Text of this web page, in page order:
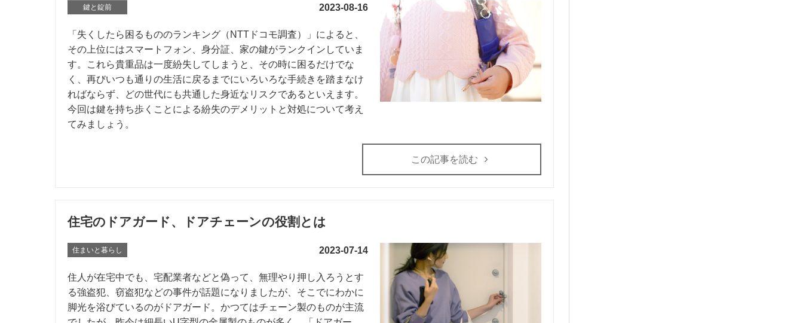
鍵と錠前 2023-08-16
「失くしたら困るもののランキング（NTTドコモ調査）」によると、
その上位にはスマートフォン、身分証、家の鍵がランクインしていま
す。これら貴重品は一度紛失してしまうと、その時に困るだけでな
く、再びいつも通りの生活に戻るまでにいろいろな手続きを踏まなけ
ればならず、どの世代にも共通した身近なリスクであるといえます。
今回は鍵を持ち歩くことによる紛失のデメリットと対処について考え
てみましょう。
この記事を読む
住宅のドアガード、ドアチェーンの役割とは
住まいと暮らし 2023-07-14
住人が在宅中でも、宅配業者などと偽って、無理やり押し入ろうとす
る強盗犯、窃盗犯などの事件が話題になりましたが、そこでにわかに
脚光を浴びているのがドアガード。かつてはチェーン製のものが主流